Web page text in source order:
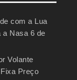
com a Lua
a Nasa 6 de
Volante
Preço